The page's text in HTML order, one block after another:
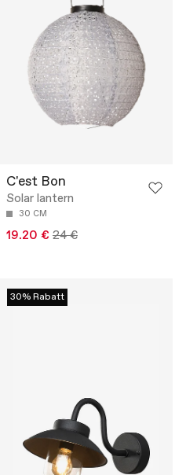
C'est Bon
Solar lantern
30 CM
19.20 € 24 €
30% Rabatt